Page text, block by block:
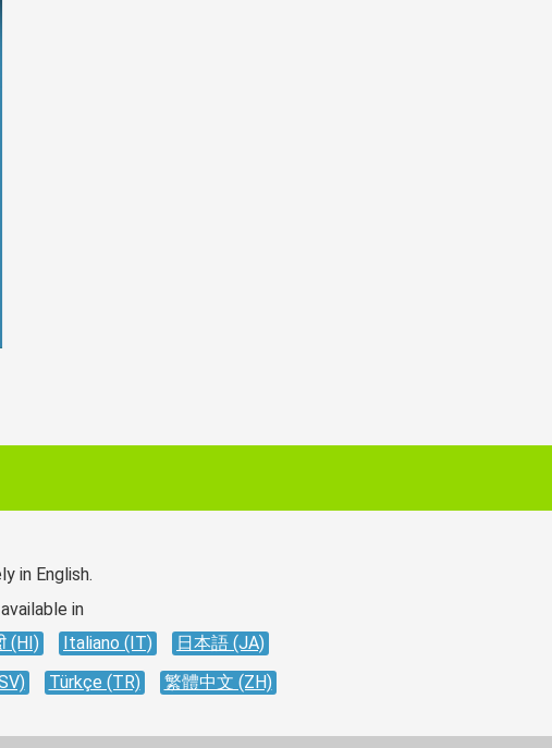
in English.
in
(HI) Italiano (IT)
日本語 (JA)
Türkçe (TR) 繁體中文 (ZH)